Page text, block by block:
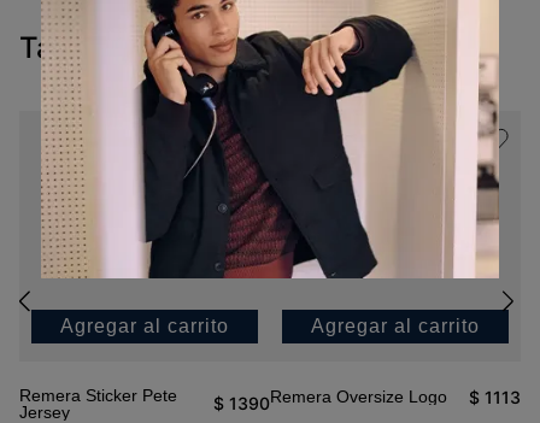
Tambien te pueden interesar
Agregar al carrito
Remera Sticker Pete
Jersey
$ 1390
Agregar al carrito
Remera Oversize Logo $ 1113